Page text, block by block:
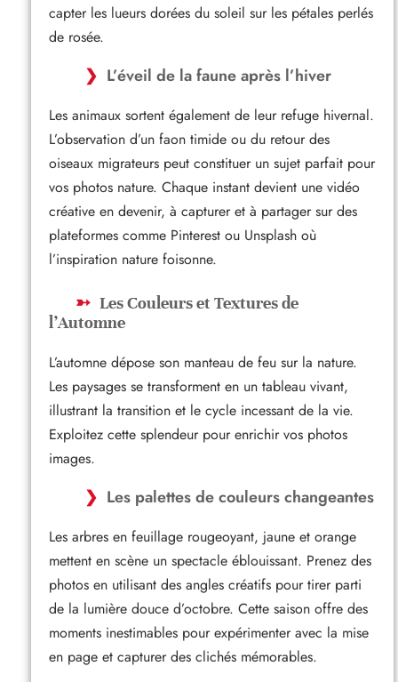
capter les lueurs dorées du soleil sur les pétales perlés
de rosée.
L’éveil de la faune après l’hiver
Les animaux sortent également de leur refuge hivernal.
L’observation d’un faon timide ou du retour des
oiseaux migrateurs peut constituer un sujet parfait pour
vos photos nature. Chaque instant devient une vidéo
créative en devenir, à capturer et à partager sur des
plateformes comme Pinterest ou Unsplash où
l’inspiration nature foisonne.
Les Couleurs et Textures de
l’Automne
L’automne dépose son manteau de feu sur la nature.
Les paysages se transforment en un tableau vivant,
illustrant la transition et le cycle incessant de la vie.
Exploitez cette splendeur pour enrichir vos photos
images.
Les palettes de couleurs changeantes
Les arbres en feuillage rougeoyant, jaune et orange
mettent en scène un spectacle éblouissant. Prenez des
photos en utilisant des angles créatifs pour tirer parti
de la lumière douce d’octobre. Cette saison offre des
moments inestimables pour expérimenter avec la mise
en page et capturer des clichés mémorables.